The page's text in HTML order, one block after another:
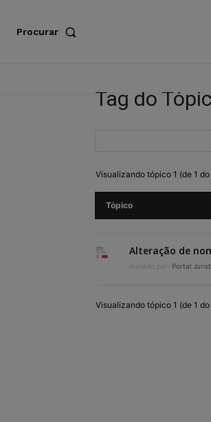
Procurar
Tag do
Visualizando tópico 1 (de 1
Tópico
Alteração de
Iniciado por: Portal
Visualizando tópico 1 (de 1